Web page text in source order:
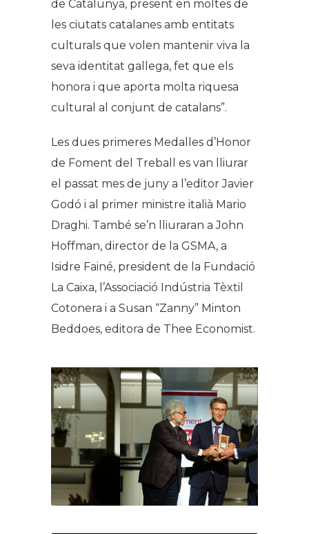
de Catalunya, present en moltes de
les ciutats catalanes amb entitats
culturals que volen mantenir viva la
seva identitat gallega, fet que els
honora i que aporta molta riquesa
cultural al conjunt de catalans”.
Les dues primeres Medalles d’Honor
de Foment del Treball es van lliurar
el passat mes de juny a l’editor Javier
Godó i al primer ministre italià Mario
Draghi. També se’n lliuraran a John
Hoffman, director de la GSMA, a
Isidre Fainé, president de la Fundació
La Caixa, l’Associació Indústria Tèxtil
Cotonera i a Susan “Zanny” Minton
Beddoes, editora de Thee Economist.